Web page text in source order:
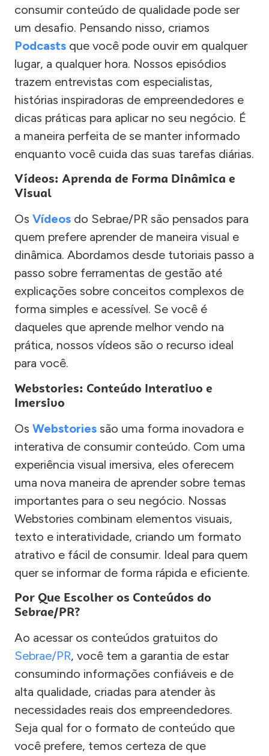
consumir conteúdo de qualidade pode ser
um desafio. Pensando nisso, criamos
Podcasts que você pode ouvir em qualquer
lugar, a qualquer hora. Nossos episódios
trazem entrevistas com especialistas,
histórias inspiradoras de empreendedores e
dicas práticas para aplicar no seu negócio. É
a maneira perfeita de se manter informado
enquanto você cuida das suas tarefas diárias.
Vídeos: Aprenda de Forma Dinâmica e
Visual
Os Vídeos do Sebrae/PR são pensados para
quem prefere aprender de maneira visual e
dinâmica. Abordamos desde tutoriais passo a
passo sobre ferramentas de gestão até
explicações sobre conceitos complexos de
forma simples e acessível. Se você é
daqueles que aprende melhor vendo na
prática, nossos vídeos são o recurso ideal
para você.
Webstories: Conteúdo Interativo e
Imersivo
Os Webstories são uma forma inovadora e
interativa de consumir conteúdo. Com uma
experiência visual imersiva, eles oferecem
uma nova maneira de aprender sobre temas
importantes para o seu negócio. Nossas
Webstories combinam elementos visuais,
texto e interatividade, criando um formato
atrativo e fácil de consumir. Ideal para quem
quer se informar de forma rápida e eficiente.
Por Que Escolher os Conteúdos do
Sebrae/PR?
Ao acessar os conteúdos gratuitos do
Sebrae/PR, você tem a garantia de estar
consumindo informações confiáveis e de
alta qualidade, criadas para atender às
necessidades reais dos empreendedores.
Seja qual for o formato de conteúdo que
você prefere, temos certeza de que